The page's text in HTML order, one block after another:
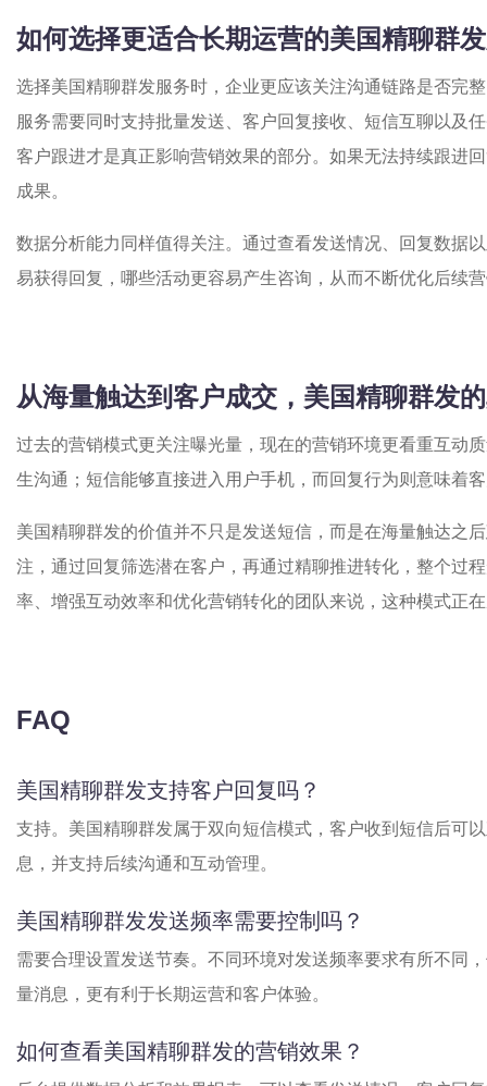
如何选择更适合长期运营的美国精聊群
选择美国精聊群发服务时，企业更应该关注沟通链路是否完
服务需要同时支持批量发送、客户回复接收、短信互聊以及
客户跟进才是真正影响营销效果的部分。如果无法持续跟进
成果。
数据分析能力同样值得关注。通过查看发送情况、回复数据
易获得回复，哪些活动更容易产生咨询，从而不断优化后续
从海量触达到客户成交，美国精聊群发
过去的营销模式更关注曝光量，现在的营销环境更看重互动
生沟通；短信能够直接进入用户手机，而回复行为则意味着
美国精聊群发的价值并不只是发送短信，而是在海量触达之
注，通过回复筛选潜在客户，再通过精聊推进转化，整个过
率、增强互动效率和优化营销转化的团队来说，这种模式正
FAQ
美国精聊群发支持客户回复吗？
支持。美国精聊群发属于双向短信模式，客户收到短信后可
息，并支持后续沟通和互动管理。
美国精聊群发发送频率需要控制吗？
需要合理设置发送节奏。不同环境对发送频率要求有所不同
量消息，更有利于长期运营和客户体验。
如何查看美国精聊群发的营销效果？